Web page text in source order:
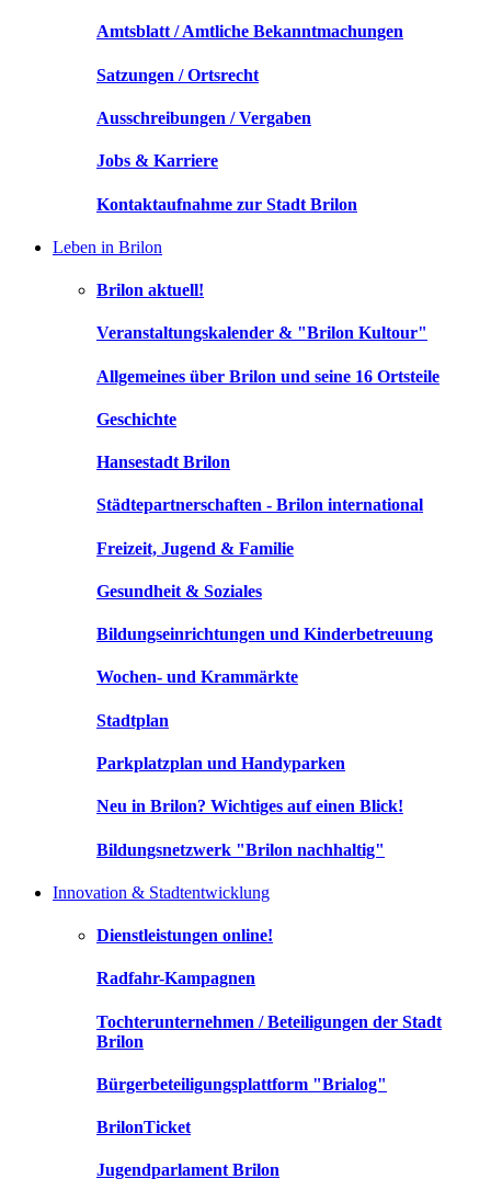
Amtsblatt / Amtliche Bekanntmachungen
Satzungen / Ortsrecht
Ausschreibungen / Vergaben
Jobs & Karriere
Kontaktaufnahme zur Stadt Brilon
Leben in Brilon
Brilon aktuell!
Veranstaltungskalender & "Brilon Kultour"
Allgemeines über Brilon und seine 16 Ortsteile
Geschichte
Hansestadt Brilon
Städtepartnerschaften - Brilon international
Freizeit, Jugend & Familie
Gesundheit & Soziales
Bildungseinrichtungen und Kinderbetreuung
Wochen- und Krammärkte
Stadtplan
Parkplatzplan und Handyparken
Neu in Brilon? Wichtiges auf einen Blick!
Bildungsnetzwerk "Brilon nachhaltig"
Innovation & Stadtentwicklung
Dienstleistungen online!
Radfahr-Kampagnen
Tochterunternehmen / Beteiligungen der Stadt
Brilon
Bürgerbeteiligungsplattform "Brialog"
BrilonTicket
Jugendparlament Brilon